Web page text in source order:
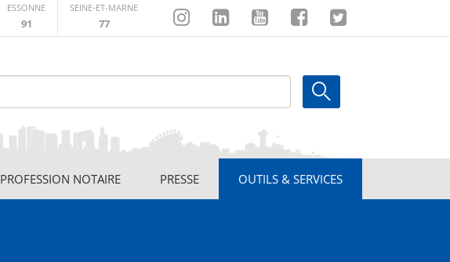
ESSONNE
91
SEINE-ET-MARNE
77
InstagramLinkedinYoutubeFacebookTwitter
PROFESSION NOTAIRE PRESSE OUTILS & SERVICES